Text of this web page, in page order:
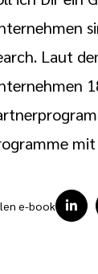
Laut
e-book